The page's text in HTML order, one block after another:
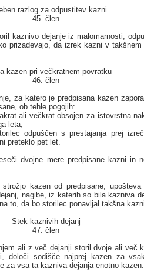
razlog za odpustitev kazni
45. člen
kaznivo dejanje iz malomarnosti,
prizadevajo, da izrek kazni v takšnem
kazen pri večkratnem povratku
46. člen
za katero je predpisana kazen
ob tehle pogojih:
ali večkrat obsojen za istovrstna
leta;
odpuščen s prestajanja prej
preteklo pet let.
dvojne mere predpisane kazni in
kazen od predpisane,
nagibe, iz katerih so bila kazniva
to, da bo storilec ponavljal takšna
Stek kaznivih dejanj
47. člen
ali z več dejanji storil dvoje ali več
določi sodišče najprej kazen za
za vsa ta kazniva dejanja enotno kazen.